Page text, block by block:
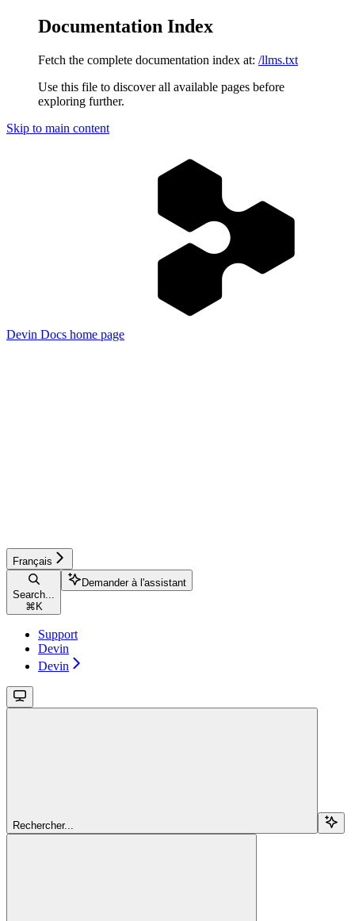
Documentation Index
Fetch the complete documentation index at: /llms.txt
Use this file to discover all available pages before
exploring further.
Skip to main content
Devin Docs home page
Français
Search...
⌘ K
Demander à l'assistant
Support
Devin
Devin
Rechercher...